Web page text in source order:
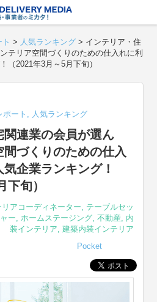
> 人気ランキング > インテリア・住
テリア空間づくりのための仕入れに利
（2021年3月～5月下旬）
ポート , 人気ランキング
関連業の会員が選ん
づくりのための仕入
企業ランキング！
下旬）
リアコーディネーター, テーブルセッ
ー, ホームステージング, 不動産, 内
装インテリア, 建築内装インテリア
Pocket